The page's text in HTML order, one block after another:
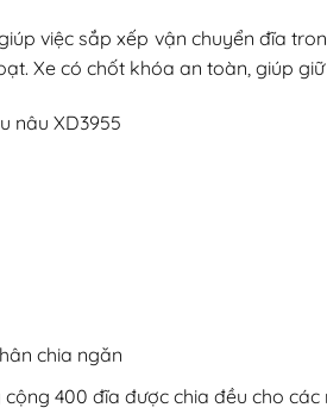
việc sắp xếp vận chuyển đĩa
Xe có chốt khóa an toàn, giúp
chia ngăn
400 đĩa được chia đều cho các